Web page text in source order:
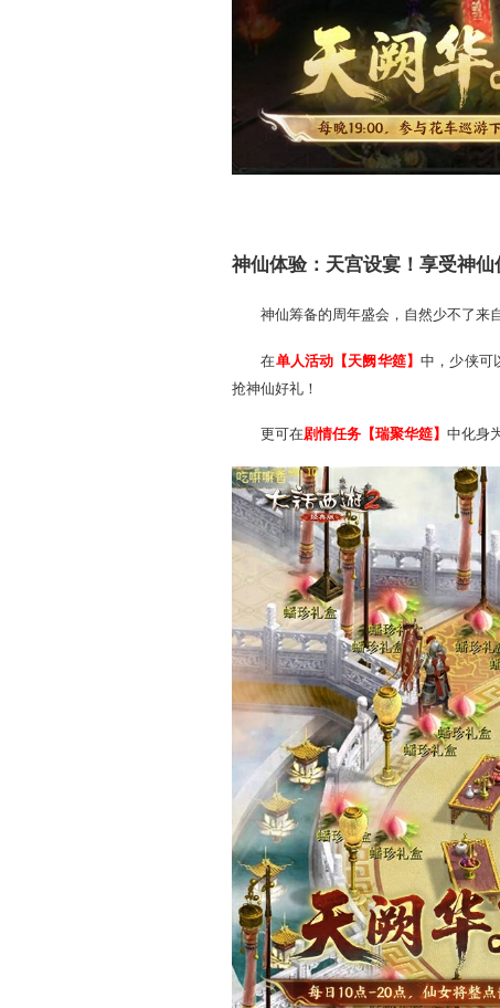
神仙体验：天宫设宴
神仙筹备的周年盛会，
在单人活动【天阙华筵
抢神仙好礼！
更可在剧情任务【瑞聚